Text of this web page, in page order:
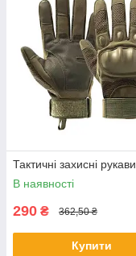
Тактичні захисні
В наявності
290 ₴ 362,50 ₴
Купити